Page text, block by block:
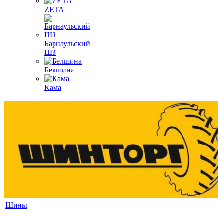
ZETA
Барнаульский
ШЗ
Белшина
Кама
Шины